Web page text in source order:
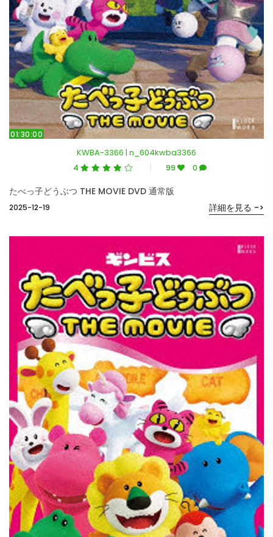
01:30:00
KWBA-3366 | n_604kwba3366
4 99 0
2025-12-19
たべっ子どうぶつ THE MOVIE DVD 通常版
詳細を見る ->